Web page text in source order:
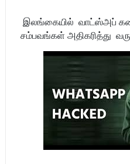
இலங்கையில் வாட்ஸ்அப்
சம்பவங்கள் அதிகரித்து